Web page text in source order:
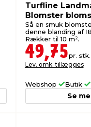
Turfline
Blomster
Så en smuk
denne blanding af
Rækker til 10 m².
49,75pr. stk.
Lev. omk. tillægges
Webshop Butik
Se